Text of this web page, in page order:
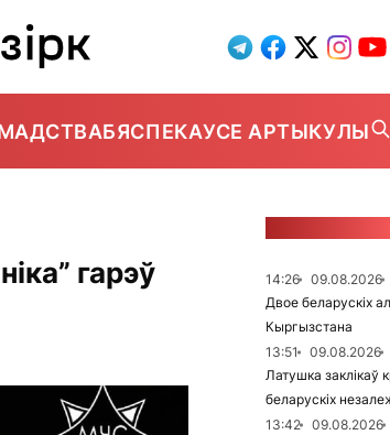
БЯСПЕКАУСЕ АРТЫКУЛЫ
гарэў
14:26 09.08.2026
Двое беларускіх
Кыргызстана
13:51
09.08.2026
Латушка заклікаў
беларускіх
13:42
09.08.2026